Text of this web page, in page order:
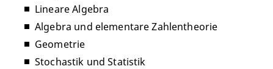
Lineare Algebra
Algebra und elementare Zahlentheorie
Geometrie
Stochastik und Statistik